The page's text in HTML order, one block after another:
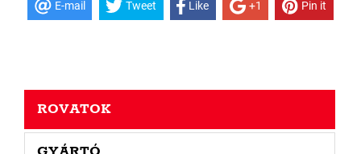
E-mail Tweet Like +1 Pin it
ROVATOK